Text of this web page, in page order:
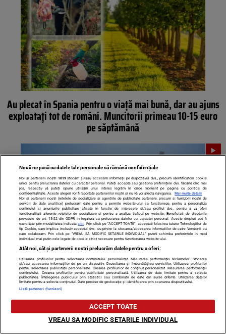
Au plecat în Spania pentru o viață mai bună, dar au ajuns
exploatați tot de români. Muncitorii primeau 10-15 euro
pe săptămână
Ce tarife de vizitare sunt la Cazinoul din Constanța?
Faleza a devenit neîncăpătoare
Nouă ne pasă ca datele tale personale să rămână confidențiale
Noi și partenerii noștri 1019stocăm și/sau accesăm informații pe dispozitivul dvs., precum identificatorii cookie
unici pentru prelucrarea datelor cu caracter personal. Puteți accepta sau gestiona preferințele dvs. făcând clic mai
jos, respectiv vă puteți opune utilizării unui interes legitim în orice moment pe pagina cu politica de
confidențialitate. Aceste alegeri vor fi raportate partenerilor noștri și nu vă vor afecta navigarea.
Mai multe detalii
Noi si partenerii nostri (retelele de socializare si agentiile de publicitate partenere, precum si furnizorii nostri de
servicii de date analitice) prelucram date pentru a permite website-ului sa functioneze, pentru a personaliza
continutul si anunturile publicitare afisate in functie de interesele si/sau profilul dvs., pentru a va oferi
functionalitati aferente retelelor de socializare si pentru a analiza traficul pe website. Beneficiati de drepturile
prevazute de art. 15-22 din GDPR in legatura cu prelucrarea datelor cu caracter personal. Aceste drepturi pot fi
exercitate prin modalitatea indicataaici . Prin click pe “ACCEPT TOATE”, acceptati folosirea tuturor Tehnologiilor de
tip Cookie, care implica inclusiv acceptul dvs. cu privire la stocarea/accesarea informatiilor de catre Vendor-ii cu
care colaboram. Prin click pe “VREAU SA MODIFIC SETARILE INDIVIDUAL” puteti schimba preferintele in mod
individual, mai putin cele legate de cookie strict necesare pentru functionarea website-ului.
Atât noi, cât și partenerii noștri prelucrăm datele pentru a oferi:
Utilizarea profilurilor pentru selectarea conținutului personalizat. Măsurarea performanței reclamelor. Stocarea
și/sau accesarea informațiilor de pe un dispozitiv. Dezvoltarea și îmbunătățirea serviciilor. Utilizarea profilurilor
pentru selectarea publicității personalizate. Crearea profilurilor de conținut personalizat. Măsurarea performanței
conținutului. Crearea profilurilor pentru publicitate personalizată. Utilizarea de date limitate pentru a selecta
publicitatea. Înțelegerea publicului prin statistici sau combinații de date din surse diferite. Utilizarea datelor
limitate pentru a selecta conținutul. Date precise de geolocație și identificarea prin scanarea dispozitivului.
Listă parteneri (furnizori)
ACCEPT TOATE
VREAU SA MODIFIC SETARILE INDIVIDUAL